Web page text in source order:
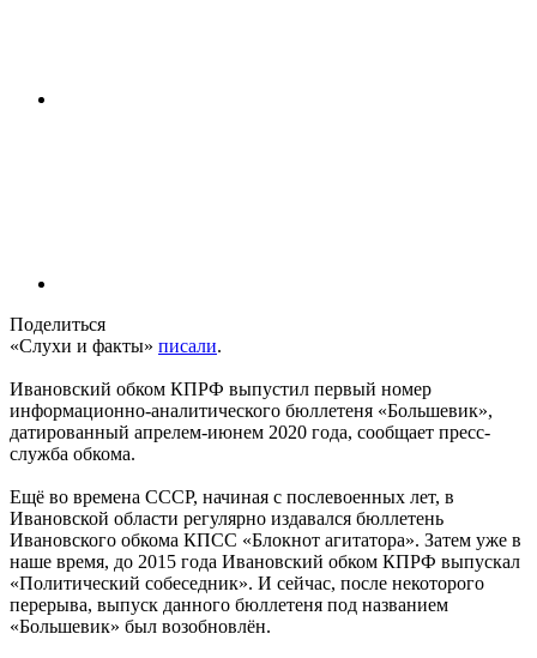
Поделиться
«Слухи и факты» писали.
Ивановский обком КПРФ выпустил первый номер
информационно-аналитического бюллетеня «Большевик»,
датированный апрелем-июнем 2020 года, сообщает пресс-
служба обкома.
Ещё во времена СССР, начиная с послевоенных лет, в
Ивановской области регулярно издавался бюллетень
Ивановского обкома КПСС «Блокнот агитатора». Затем уже в
наше время, до 2015 года Ивановский обком КПРФ выпускал
«Политический собеседник». И сейчас, после некоторого
перерыва, выпуск данного бюллетеня под названием
«Большевик» был возобновлён.